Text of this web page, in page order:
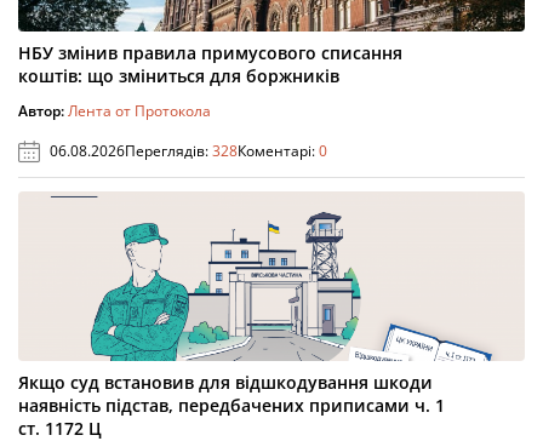
НБУ змінив правила примусового списання
коштів: що зміниться для боржників
Автор:Лента от Протокола
06.08.2026Переглядів:328Коментарі:0
Якщо суд встановив для відшкодування шкоди
наявність підстав, передбачених приписами ч. 1
ст. 1172 Ц